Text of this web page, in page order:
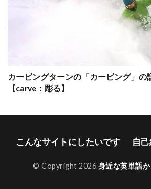
カービングターンの「カービング」の
【carve：彫る】
こんなサイトにしたいです 自
© Copyright 2026 身近な英単語